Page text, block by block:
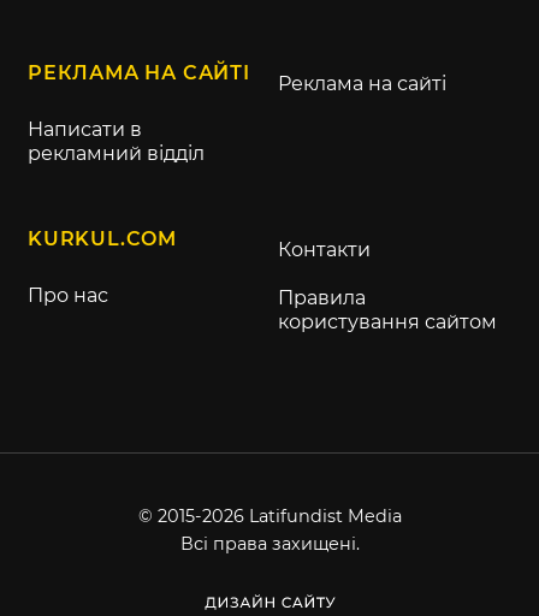
РЕКЛАМА НА САЙТІ
Написати в
рекламний відділ
Реклама на сайті
KURKUL.COM
Про нас
Контакти
Правила
користування сайтом
© 2015-2026 Latifundist Media
Всі права захищені.